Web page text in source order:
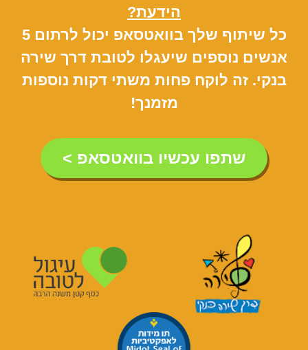
הידעת?
כל שיתוף שלך בוואטסאפ יכול לרתום 5
אנשים נוספים שיעגלו לטובת דרך שירה
בנקי. זה לוקח פחות משתי דקות נוספות
מזמנך!
שתפו עכשיו בוואטסאפ >